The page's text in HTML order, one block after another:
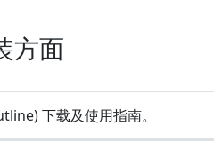
方面
下载及使用指南。